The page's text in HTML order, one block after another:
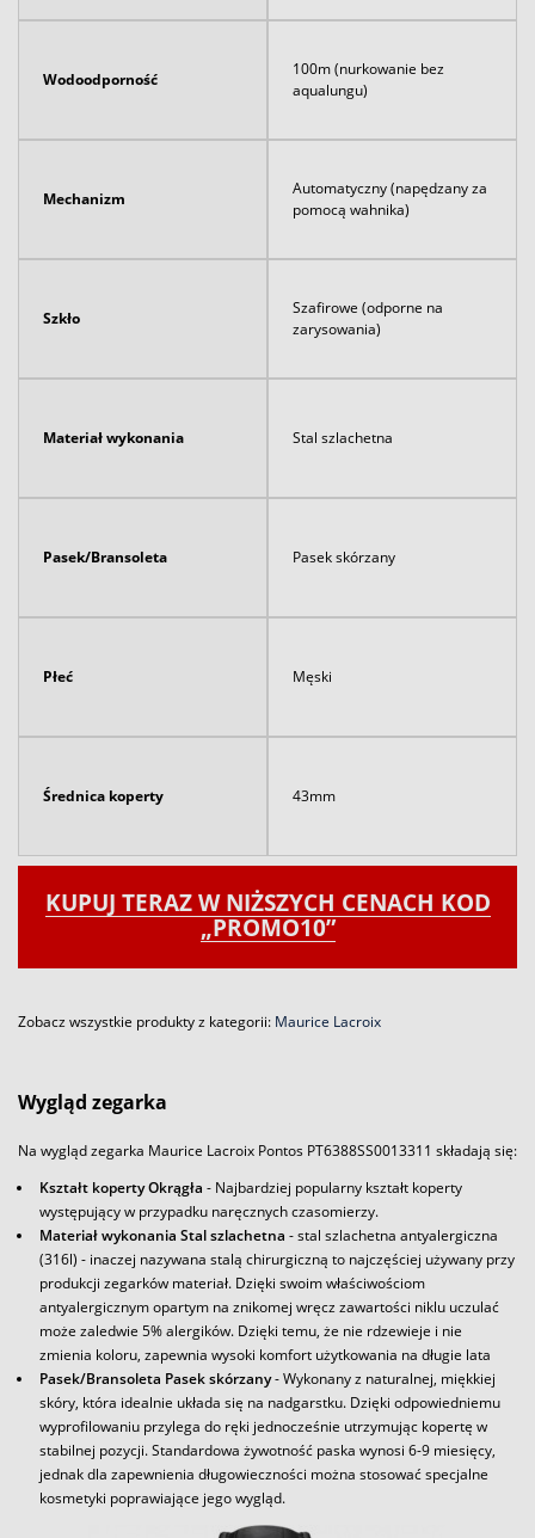
Wodoodporność
100m (nurkowanie bez
aqualungu)
Mechanizm
Automatyczny (napędzany za
pomocą wahnika)
Szkło
Szafirowe (odporne na
zarysowania)
Materiał wykonania Stal szlachetna
Pasek/Bransoleta Pasek skórzany
Płeć Męski
Średnica koperty 43mm
KUPUJ TERAZ W NIŻSZYCH CENACH KOD
„PROMO10”
Zobacz wszystkie produkty z kategorii: Maurice Lacroix
Wygląd zegarka
Na wygląd zegarka Maurice Lacroix Pontos PT6388SS0013311 składają się:
Kształt koperty Okrągła - Najbardziej popularny kształt koperty
występujący w przypadku naręcznych czasomierzy.
Materiał wykonania Stal szlachetna - stal szlachetna antyalergiczna
(316l) - inaczej nazywana stalą chirurgiczną to najczęściej używany przy
produkcji zegarków materiał. Dzięki swoim właściwościom
antyalergicznym opartym na znikomej wręcz zawartości niklu uczulać
może zaledwie 5% alergików. Dzięki temu, że nie rdzewieje i nie
zmienia koloru, zapewnia wysoki komfort użytkowania na długie lata
Pasek/Bransoleta Pasek skórzany- Wykonany z naturalnej, miękkiej
skóry, która idealnie układa się na nadgarstku. Dzięki odpowiedniemu
wyprofilowaniu przylega do ręki jednocześnie utrzymując kopertę w
stabilnej pozycji. Standardowa żywotność paska wynosi 6-9 miesięcy,
jednak dla zapewnienia długowieczności można stosować specjalne
kosmetyki poprawiające jego wygląd.